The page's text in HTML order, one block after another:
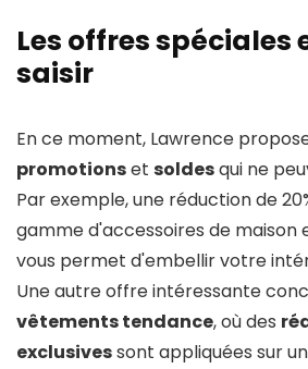
Les offres spéciales
saisir
En ce moment, Lawrence
promotionset soldesqui ne
Par exemple, une réduction de
gamme d'accessoires de maison
vous permet d'embellir votre
Une autre offre intéressante
vêtements tendance, où des
exclusivessont appliquées sur